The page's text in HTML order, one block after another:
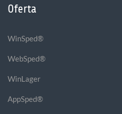
Oferta
WinSped®
WebSped®
WinLager
AppSped®